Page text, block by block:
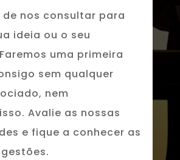
de nos consultar para
ideia ou o seu
uma primeira
sem qualquer
nem
Avalie as nossas
e fique a conhecer as